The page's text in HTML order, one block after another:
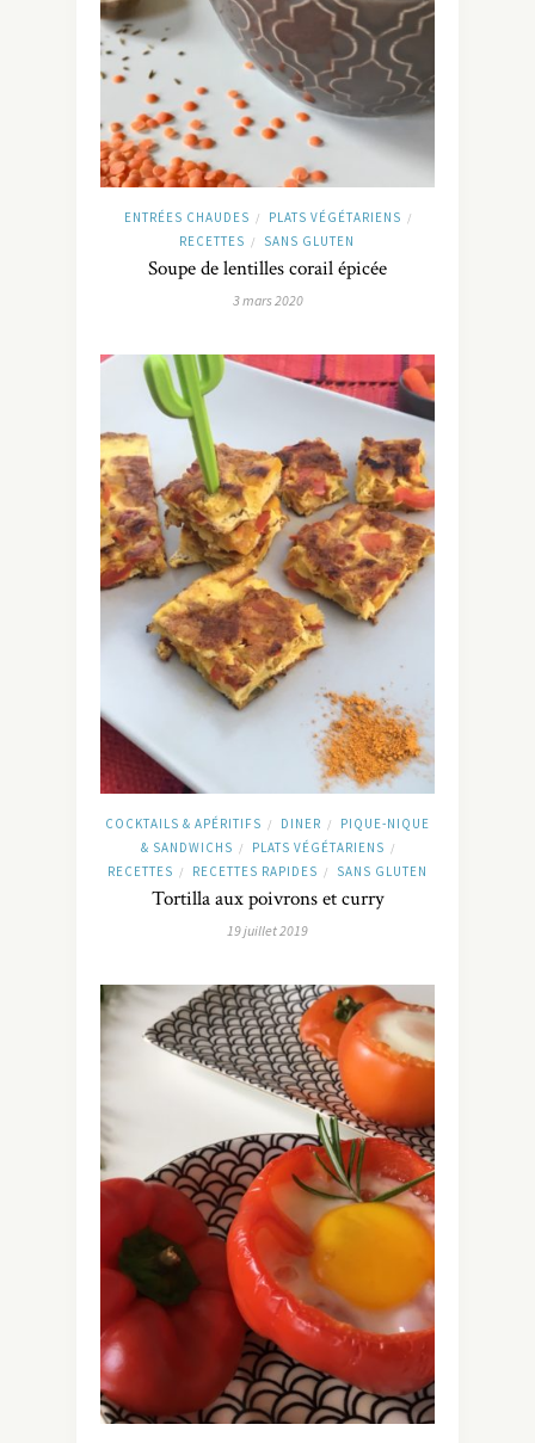
ENTRÉES CHAUDES / PLATS VÉGÉTARIENS /
RECETTES / SANS GLUTEN
Soupe de lentilles corail épicée
3 mars 2020
COCKTAILS & APÉRITIFS / DINER /
PIQUE-NIQUE
& SANDWICHS / PLATS VÉGÉTARIENS /
RECETTES / RECETTES RAPIDES / SANS GLUTEN
Tortilla aux poivrons et curry
19 juillet 2019